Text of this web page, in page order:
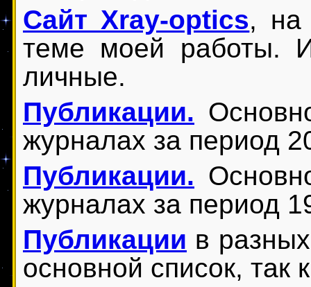
Сайт Xray-optics, на
теме моей работы.
личные.
Публикации.
журналах за период
Публикации.
журналах за период
Публикации в
основной список, так